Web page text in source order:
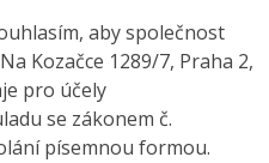
aby společnost
Kozačce 1289/7, Praha 2,
pro účely
se zákonem č.
písemnou formou.